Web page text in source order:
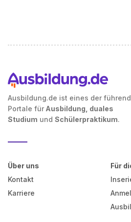
Ausbildung.de ist eines der
Portale für Ausbildung, duales
Studium und Schülerpraktikum.
Über uns
Kontakt
Karriere
Für